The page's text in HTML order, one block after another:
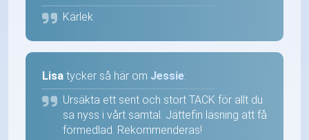
Kärlek
Lisa tycker så här om Jessie:
Ursäkta ett sent och stort TACK för allt du
sa nyss i vårt samtal. Jättefin läsning att få
förmedlad. Rekommenderas!